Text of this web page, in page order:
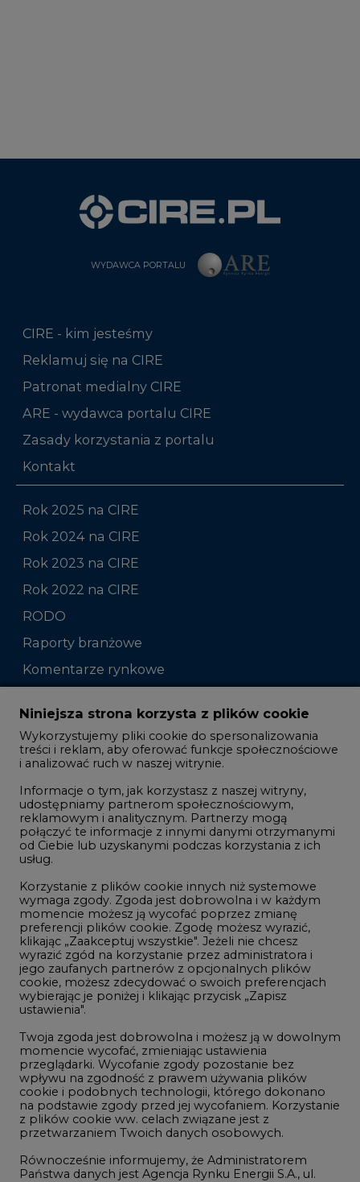
WYDAWCA PORTALU
CIRE - kim jesteśmy
Reklamuj się na CIRE
Patronat medialny CIRE
ARE - wydawca portalu CIRE
Zasady korzystania z portalu
Kontakt
Rok 2025 na CIRE
Rok 2024 na CIRE
Rok 2023 na CIRE
Rok 2022 na CIRE
RODO
Raporty branżowe
Komentarze rynkowe
Zmiany kadrowe na rynku
Studio CIRE
Rozmowy o energetyce
Gospodarka
Geopolityka
LTE450
Innowacje i AI
Telekomunikacja i IT
Handel emisjami CO2
Wodór
Górnictwo
Atom
Fotowoltaika
Offshore wind
Zielone samorządy
Niniejsza strona korzysta z plików cookie
Wykorzystujemy pliki cookie do spersonalizowania
treści i reklam, aby oferować funkcje społecznościowe
i analizować ruch w naszej witrynie.
Informacje o tym, jak korzystasz z naszej witryny,
udostępniamy partnerom społecznościowym,
reklamowym i analitycznym. Partnerzy mogą
połączyć te informacje z innymi danymi otrzymanymi
od Ciebie lub uzyskanymi podczas korzystania z ich
usług.
Korzystanie z plików cookie innych niż systemowe
wymaga zgody. Zgoda jest dobrowolna i w każdym
momencie możesz ją wycofać poprzez zmianę
preferencji plików cookie. Zgodę możesz wyrazić,
klikając „Zaakceptuj wszystkie". Jeżeli nie chcesz
wyrazić zgód na korzystanie przez administratora i
jego zaufanych partnerów z opcjonalnych plików
cookie, możesz zdecydować o swoich preferencjach
wybierając je poniżej i klikając przycisk „Zapisz
ustawienia".
Twoja zgoda jest dobrowolna i możesz ją w dowolnym
momencie wycofać, zmieniając ustawienia
przeglądarki. Wycofanie zgody pozostanie bez
wpływu na zgodność z prawem używania plików
cookie i podobnych technologii, którego dokonano
na podstawie zgody przed jej wycofaniem. Korzystanie
z plików cookie ww. celach związane jest z
przetwarzaniem Twoich danych osobowych.
Równocześnie informujemy, że Administratorem
Państwa danych jest Agencja Rynku Energii S.A., ul.